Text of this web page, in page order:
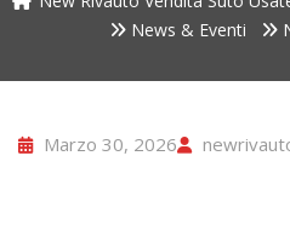
News & Eventi
Marzo 30, 2026